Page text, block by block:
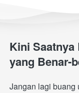
Kini
yang Benar-
Jangan lagi buang